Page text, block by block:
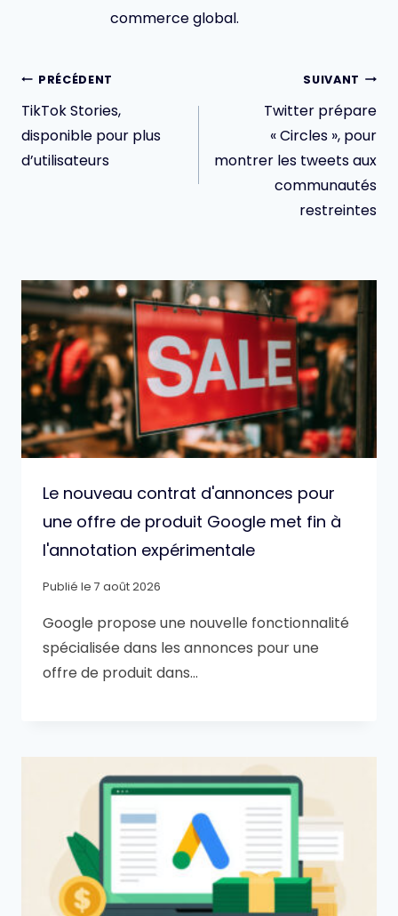
commerce global.
Navigation
de
l’article
PRÉCÉDENT
TikTok Stories,
disponible pour plus
d’utilisateurs
SUIVANT
Twitter prépare
« Circles », pour
montrer les tweets aux
communautés
restreintes
Le nouveau contrat d'annonces pour
une offre de produit Google met fin à
l'annotation expérimentale
Publié le 7 août 2026
Google propose une nouvelle fonctionnalité
spécialisée dans les annonces pour une
offre de produit dans…